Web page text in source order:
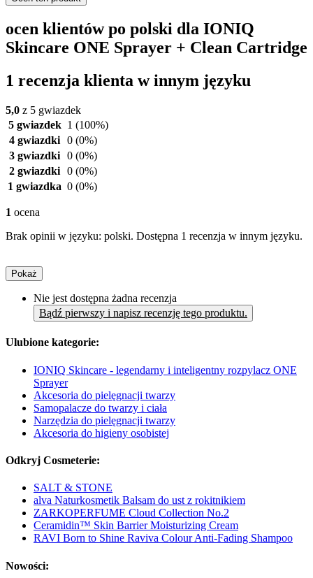
ocen klientów po polski dla IONIQ
Skincare ONE Sprayer + Clean Cartridge
1 recenzja klienta w innym języku
5,0 z 5 gwiazdek
5 gwiazdek 1 (100%)
4 gwiazdki 0 (0%)
3 gwiazdki 0 (0%)
2 gwiazdki 0 (0%)
1 gwiazdka 0 (0%)
1 ocena
Brak opinii w języku: polski. Dostępna 1 recenzja w innym języku.
Pokaż
Nie jest dostępna żadna recenzja
Bądź pierwszy i napisz recenzję tego produktu.
Ulubione kategorie:
IONIQ Skincare - legendarny i inteligentny rozpylacz ONE
Sprayer
Akcesoria do pielęgnacji twarzy
Samopalacze do twarzy i ciała
Narzędzia do pielęgnacji twarzy
Akcesoria do higieny osobistej
Odkryj Cosmeterie:
SALT & STONE
alva Naturkosmetik Balsam do ust z rokitnikiem
ZARKOPERFUME Cloud Collection No.2
Ceramidin™ Skin Barrier Moisturizing Cream
RAVI Born to Shine Raviva Colour Anti-Fading Shampoo
Nowości: